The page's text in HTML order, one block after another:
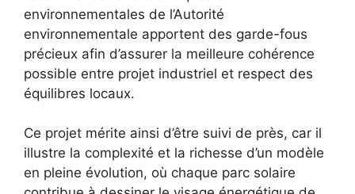
environnementales de l’Autorité
environnementale apportent des garde-fous
précieux afin d’assurer la meilleure cohérence
possible entre projet industriel et respect des
équilibres locaux.
Ce projet mérite ainsi d’être suivi de près, car il
illustre la complexité et la richesse d’un modèle
en pleine évolution, où chaque parc solaire